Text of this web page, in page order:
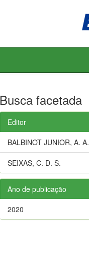
Busca facetada
Editor
BALBINOT JUNIOR, A. A.
SEIXAS, C. D. S.
Ano de publicação
2020